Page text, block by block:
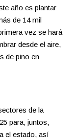
año es plantar
de 14 mil
vez se hará
desde el aire,
de pino en
de la
para, juntos,
el estado, así